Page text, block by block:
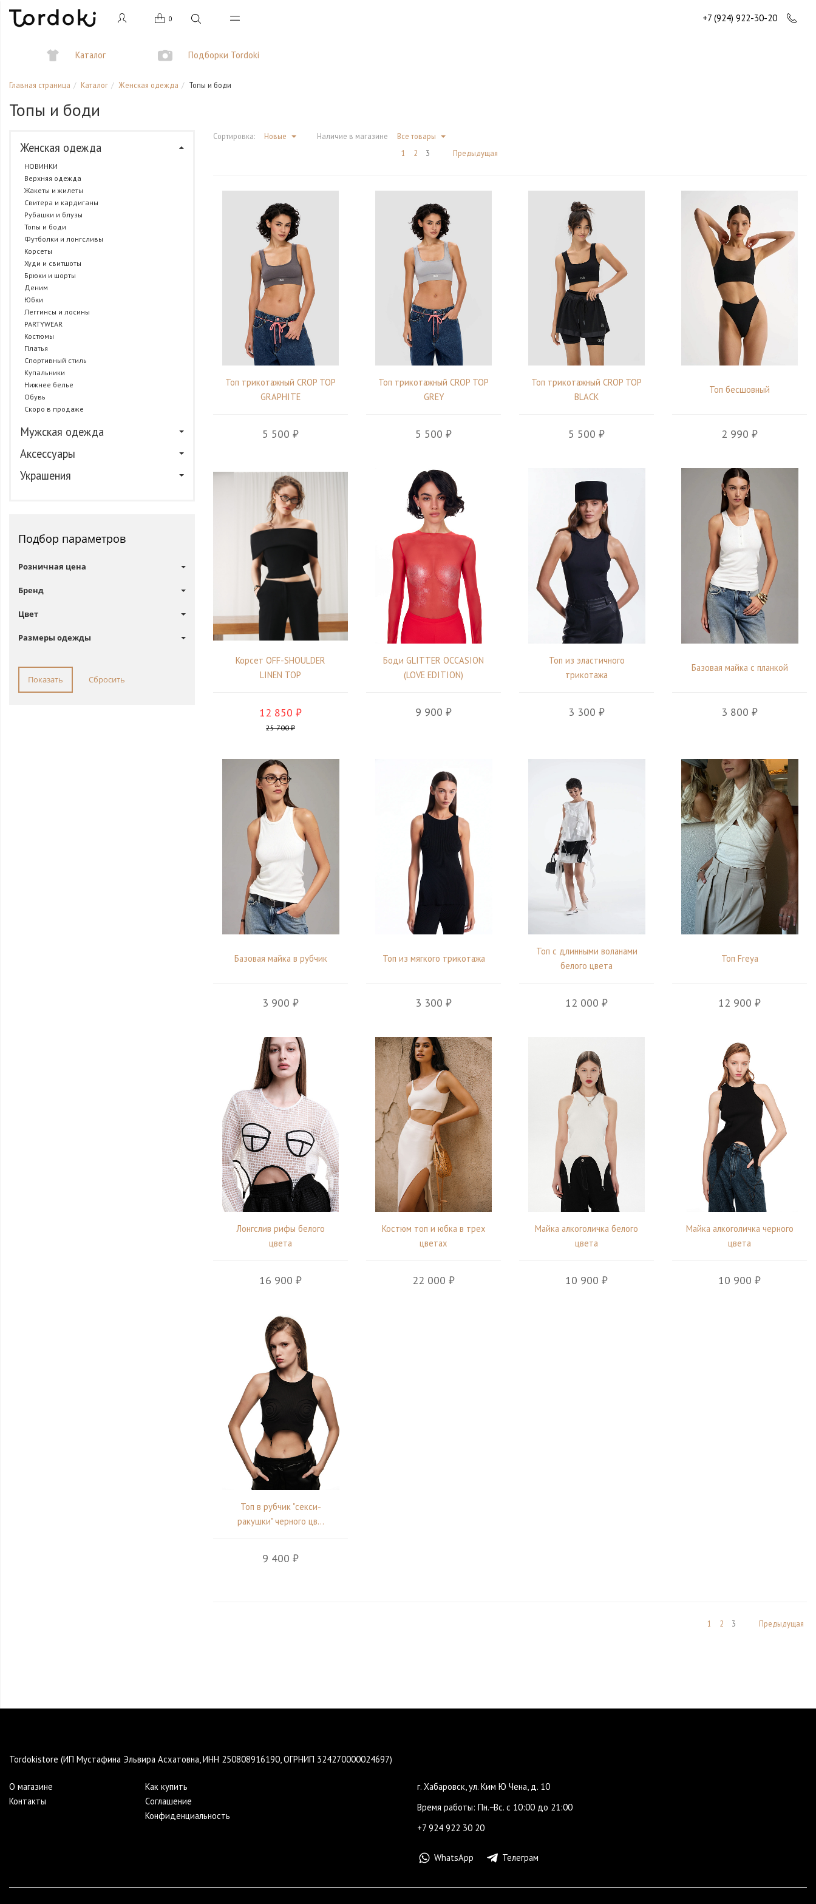
0 +7 (924) 922-30-20
Каталог Подборки Tordoki
Главная страница Каталог Женская одежда Топы и боди
Топы и боди
Женская одежда
НОВИНКИ
Верхняя одежда
Жакеты и жилеты
Свитера и кардиганы
Рубашки и блузы
Топы и боди
Футболки и лонгсливы
Корсеты
Худи и свитшоты
Брюки и шорты
Деним
Юбки
Леггинсы и лосины
PARTYWEAR
Костюмы
Платья
Спортивный стиль
Купальники
Нижнее белье
Обувь
Скоро в продаже
Мужская одежда
Аксессуары
Украшения
Подбор параметров
Розничная цена
Бренд
Цвет
Размеры одежды
Сортировка: Новые Наличие в магазине
Все товары
1
2 3 Предыдущая
Топ трикотажный CROP TOP
GRAPHITE
5 500 ₽
Топ трикотажный CROP TOP
GREY
5 500 ₽
Топ трикотажный CROP TOP
BLACK
5 500 ₽
Топ бесшовный
2 990 ₽
Корсет OFF-SHOULDER
LINEN TOP
12 850 ₽
25 700 ₽
Боди GLITTER OCCASION
(LOVE EDITION)
9 900 ₽
Топ из эластичного
трикотажа
3 300 ₽
Базовая майка с планкой
3 800 ₽
Базовая майка в рубчик
3 900 ₽
Топ из мягкого трикотажа
3 300 ₽
Топ с длинными воланами
белого цвета
12 000 ₽
Топ Freya
12 900 ₽
Лонгслив рифы белого
цвета
16 900 ₽
Костюм топ и юбка в трех
цветах
22 000 ₽
Майка алкоголичка белого
цвета
10 900 ₽
Майка алкоголичка черного
цвета
10 900 ₽
Топ в рубчик "секси-
ракушки" черного цв...
9 400 ₽
1 2 3 Предыдущая
Tordokistore (ИП Мустафина Эльвира Асхатовна, ИНН 250808916190, ОГРНИП 324270000024697)
О магазине
Контакты
Как купить
Cоглашение
Конфиденциальность
г. Хабаровск, ул. Ким Ю Чена, д. 10
Время работы: Пн.−Вс. с 10:00 до 21:00
+7 924 922 30 20
WhatsApp Телеграм